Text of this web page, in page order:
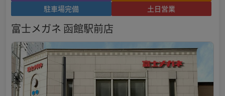
駐車場完備
土日営業
富士メガネ 函館駅前店